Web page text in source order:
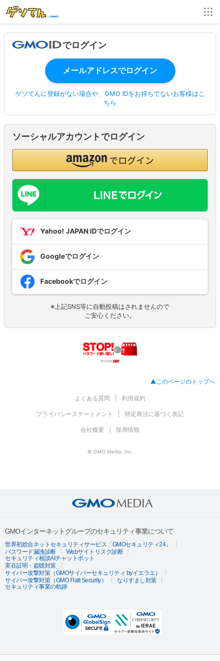
でログイン
ゲソてんに登録がない場合や、GMO IDをお持ちでないお客様はこ
ちら
ソーシャルアカウントでログイン
Yahoo! JAPAN IDでログイン
Googleでログイン
Facebookでログイン
※上記SNS等に自動投稿はされませんので
ご安心ください。
▲このページのトップへ
よくある質問 利用規約
プライバシーステートメント 特定商法に基づく表記
会社概要 採用情報
© GMO Media, Inc.
GMOインターネットグループのセキュリティ事業について
世界初総合ネットセキュリティサービス「GMOセキュリティ24」
パスワード漏洩診断
Webサイトリスク診断
セキュリティ相談AIチャットボット
実在証明・盗聴対策
サイバー攻撃対策（GMOサイバーセキュリティ byイエラエ）
サイバー攻撃対策（GMO Flatt Security）
なりすまし対策
セキュリティ事業の軌跡